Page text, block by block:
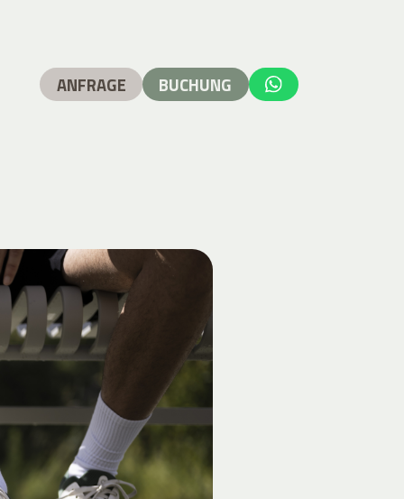
ANFRAGE BUCHUNG